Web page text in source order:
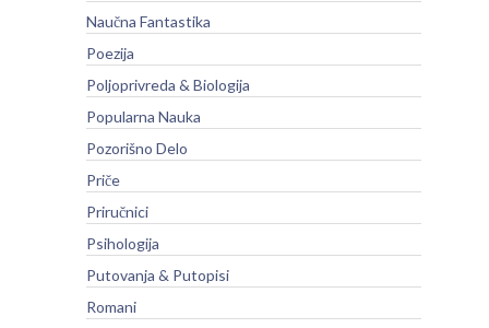
Naučna Fantastika
Poezija
Poljoprivreda & Biologija
Popularna Nauka
Pozorišno Delo
Priče
Priručnici
Psihologija
Putovanja & Putopisi
Romani